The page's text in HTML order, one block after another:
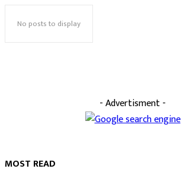
No posts to display
- Advertisment -
MOST READ